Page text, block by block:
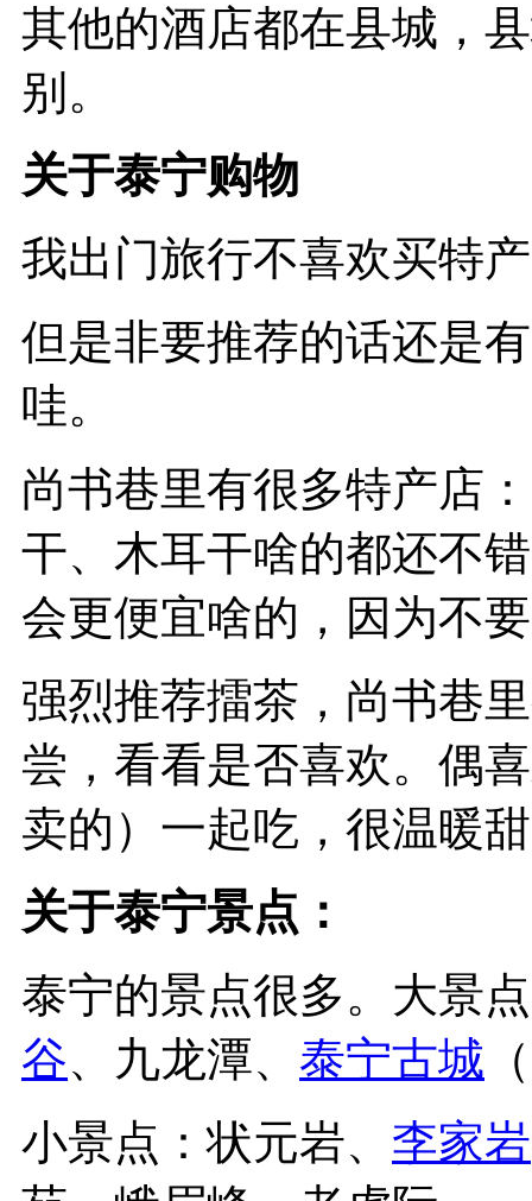
其他的酒店都在县城，
别。
关于泰宁购物
我出门旅行不喜欢买特
但是非要推荐的话还是
哇。
尚书巷里有很多特产店
干、木耳干啥的都还不
会更便宜啥的，因为不
强烈推荐擂茶，尚书巷
尝，看看是否喜欢。偶
卖的）一起吃，很温暖
关于泰宁景点：
泰宁的景点很多。大景
谷、九龙潭、 泰宁古城
小景点：状元岩、 李家岩